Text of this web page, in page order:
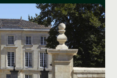
- trois croupes de
de 39 m sur un sous-
de profondeur -, il a revisité
1945 et planté une majorité
de l’habituel merlot.